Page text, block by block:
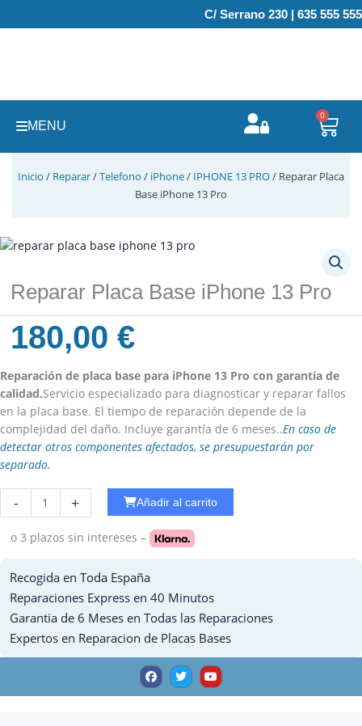
al
C/ Serrano 230 | 635 555 555
MENU
0
Inicio / Reparar/Telefono / iPhone/ IPHONE 13 PRO/ Reparar Placa
Base iPhone 13 Pro
Reparar Placa Base iPhone 13 Pro
180,00€
Reparación de placa base para iPhone 13 Pro con garantía de
calidad.Servicio especializado para diagnosticar y reparar fallos
en la placa base. El tiempo de reparación depende de la
complejidad del daño. Incluye garantía de 6 meses..En caso de
detectar otros componentes afectados, se presupuestarán por
separado.
-
Cambiar
Bluetooth
iPhone
+ Añadir al carrito
o 3 plazos sin intereses –
Recogida en Toda España
Reparaciones Express en 40 Minutos
Garantia de 6 Meses en Todas las Reparaciones
Expertos en Reparacion de Placas Bases
F
a
c
e
T
w
i
t
Y
o
u
t